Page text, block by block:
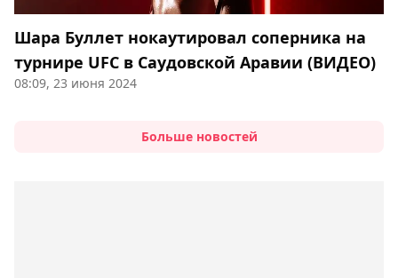
Шара Буллет нокаутировал соперника на
турнире UFC в Саудовской Аравии (ВИДЕО)
08:09, 23 июня 2024
Больше новостей